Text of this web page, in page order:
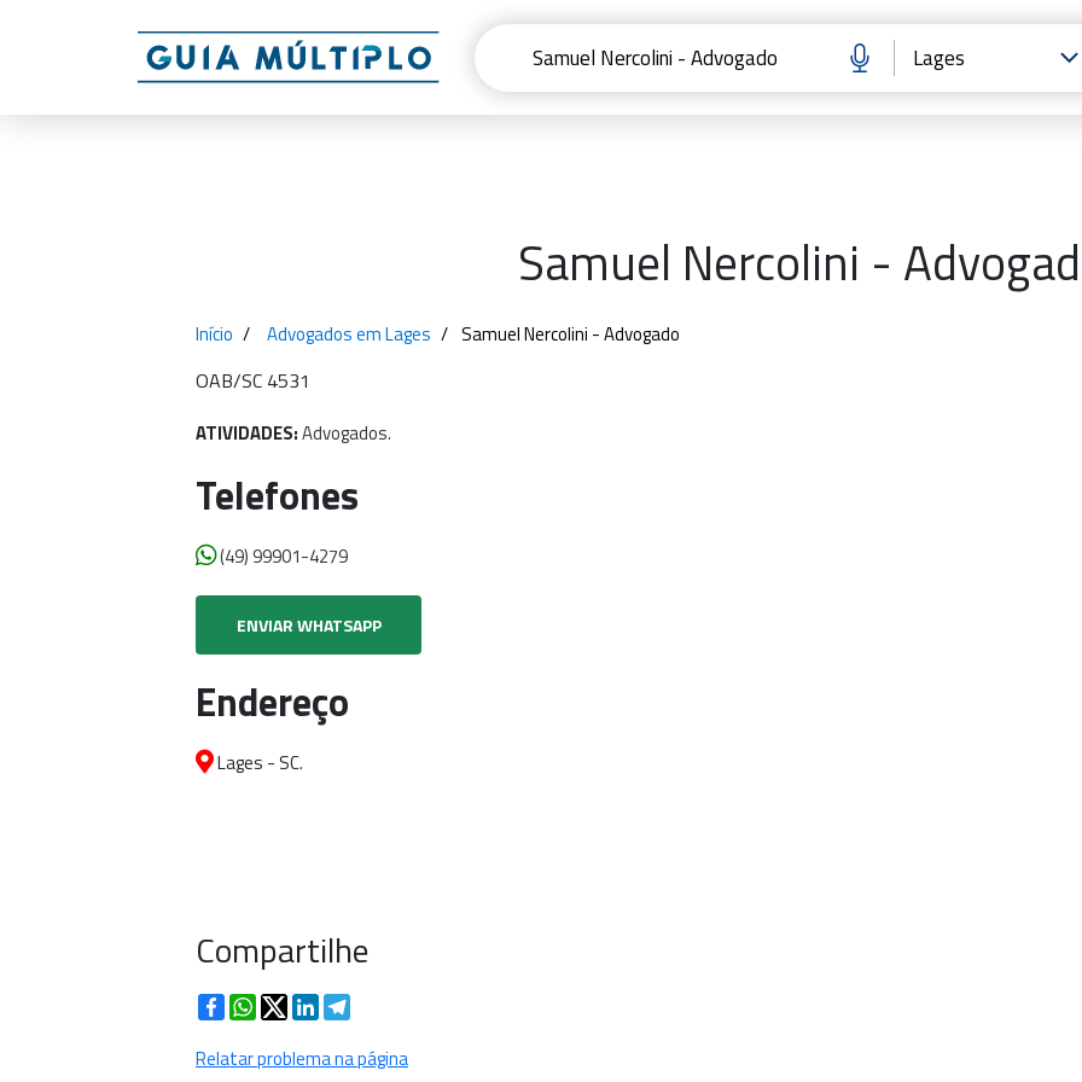
Samuel Nercolini -
Início Advogados em Lages Samuel Nercolini - Advogado
OAB/SC 4531
ATIVIDADES:Advogados.
Telefones
(49) 99901-4279
ENVIAR WHATSAPP
Endereço
Lages - SC.
Compartilhe
FacebookWhatsApp
TwitterLinkedIn
Relatar problema na página